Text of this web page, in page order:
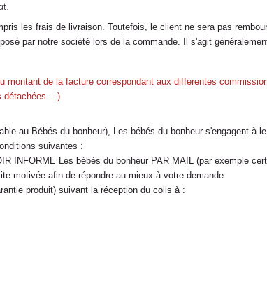
les frais de livraison. Toutefois, le client ne sera pas
par notre société lors de la commande. Il s'agit
montant de la facture correspondant aux différentes
détachées ...)
au Bébés du bonheur), Les bébés du bonheur s'engagent
suivantes :
INFORME Les bébés du bonheur PAR MAIL (par exemple
motivée afin de répondre au mieux à votre demande
produit) suivant la réception du colis à :